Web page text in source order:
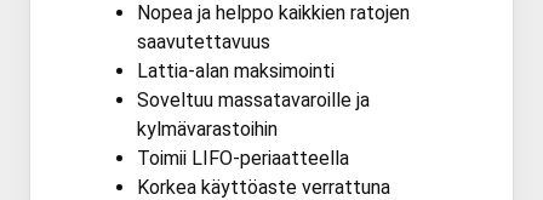
Nopea ja helppo kaikkien ratojen
saavutettavuus
Lattia-alan maksimointi
Soveltuu massatavaroille ja
kylmävarastoihin
Toimii LIFO-periaatteella
Korkea käyttöaste verrattuna